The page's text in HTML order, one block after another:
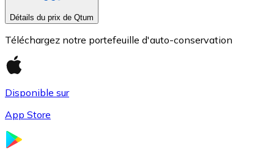
Détails du prix de Qtum
Téléchargez notre portefeuille d'auto-conservation
Disponible sur
App Store